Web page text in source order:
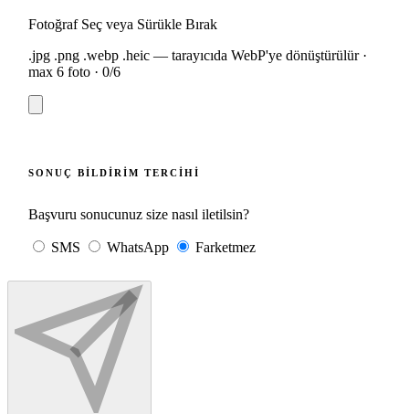
Fotoğraf Seç veya Sürükle Bırak
.jpg .png .webp .heic — tarayıcıda WebP'ye dönüştürülür ·
max 6 foto · 0/6
SONUÇ BILDIRIM TERCIHI
Başvuru sonucunuz size nasıl iletilsin?
SMS WhatsApp Farketmez